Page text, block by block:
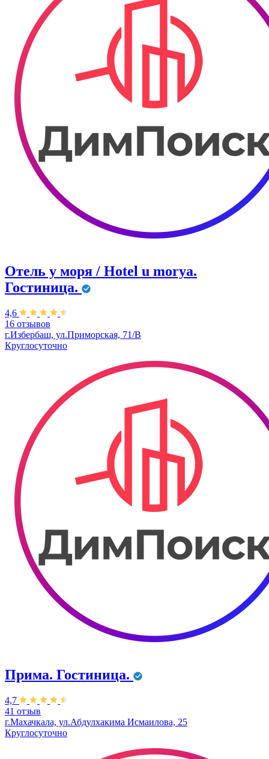
Отель у моря / Hotel u morya.
Гостиница.
4,6
16 отзывов
г.Избербаш, ул.Приморская, 71/В
Круглосуточно
Прима. Гостиница.
4,7
41 отзыв
г.Махачкала, ул.Абдулхакима Исмаилова, 25
Круглосуточно